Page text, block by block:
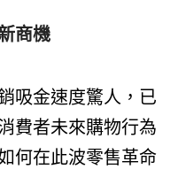
商機
吸金速度驚人，已
費者未來購物行為
何在此波零售革命